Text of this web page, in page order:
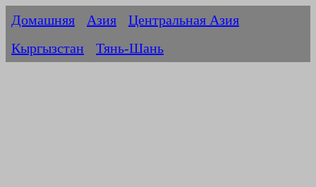
Домашняя Азия
Центральная Азия
Кыргызстан
Тянь-Шань